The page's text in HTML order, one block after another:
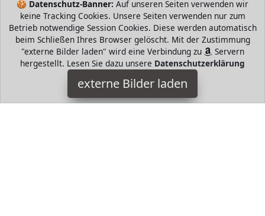
🍪 Datenschutz-Banner: Auf unseren Seiten verwenden wir
keine Tracking Cookies. Unsere Seiten verwenden nur zum
Betrieb notwendige Session Cookies. Diese werden automatisch
beim Schließen Ihres Browser gelöscht. Mit der Zustimmung
"externe Bilder laden" wird eine Verbindung zu
Servern
hergestellt. Lesen Sie dazu unsere Datenschutzerklärung
externe Bilder laden
Exo Terra
Misc. x x Ideal zum Transport von Terrarientieren oder